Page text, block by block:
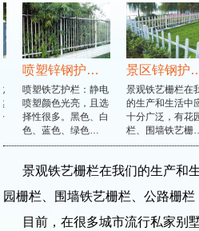
喷塑锌钢护栏网
喷塑铁艺护栏：静电
喷塑颜色光亮，且选
择性很多。黑色、白
色、蓝色、绿色…
景区锌钢护栏网
景观铁艺栅栏在
的生产和生活中
十分广泛，有花
栏、围墙铁艺栅…
景观铁艺栅栏在我们的生产和
园栅栏、围墙铁艺栅栏、公路栅栏
目前，在很多城市流行私家别